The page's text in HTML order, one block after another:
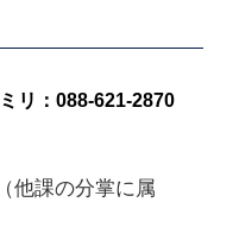
リ：088-621-2870
他課の分掌に属